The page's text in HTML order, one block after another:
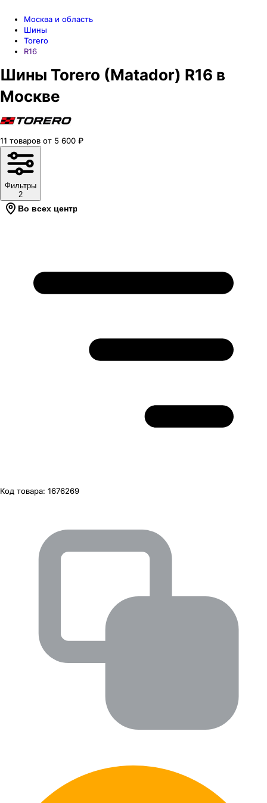
Москва и область
Шины
Torero
R16
Шины Torero (Matador) R16 в
Москве
11 товаров от 5 600 ₽
Фильтры
2
Во всех центрах
Код товара: 1676269